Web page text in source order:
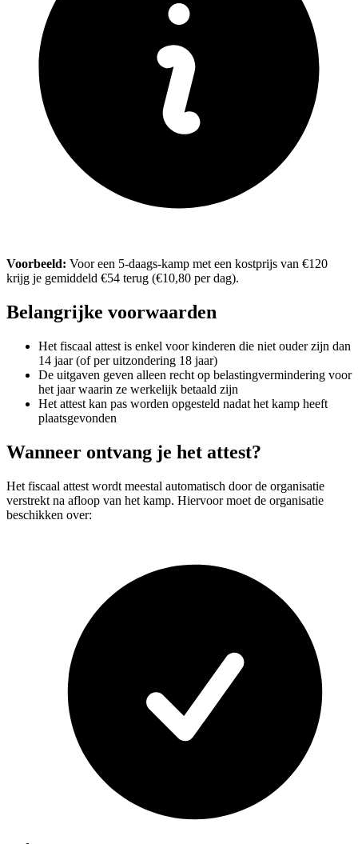
Voorbeeld: Voor een 5-daags-kamp met een kostprijs van €120
krijg je gemiddeld €54 terug (€10,80 per dag).
Belangrijke voorwaarden
Het fiscaal attest is enkel voor kinderen die niet ouder zijn dan
14 jaar (of per uitzondering 18 jaar)
De uitgaven geven alleen recht op belastingvermindering voor
het jaar waarin ze werkelijk betaald zijn
Het attest kan pas worden opgesteld nadat het kamp heeft
plaatsgevonden
Wanneer ontvang je het attest?
Het fiscaal attest wordt meestal automatisch door de organisatie
verstrekt na afloop van het kamp. Hiervoor moet de organisatie
beschikken over: